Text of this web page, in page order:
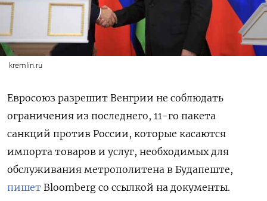
kremlin.ru
Евросоюз разрешит Венгрии не соблюдать
ограничения из последнего, 11-го пакета
санкций против России, которые касаются
импорта товаров и услуг, необходимых для
обслуживания метрополитена в Будапеште,
пишет Bloomberg со ссылкой на документы.